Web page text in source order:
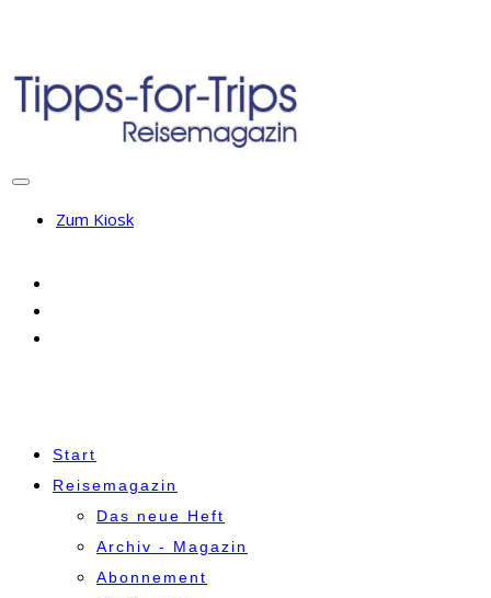
Zum Kiosk
Start
Reisemagazin
Das neue Heft
Archiv - Magazin
Abonnement